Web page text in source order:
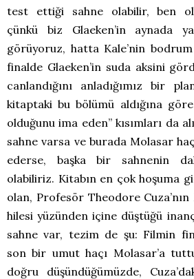
test ettiği sahne olabilir, ben
çünkü biz Glaeken’in aynada
görüyoruz, hatta Kale’nin
finalde Glaeken’in suda aksini
canlandığını anladığımız bir
kitaptaki bu bölümü aldığına
olduğunu ima eden” kısımları da
sahne varsa ve burada Molasar
ederse, başka bir sahnenin
olabiliriz. Kitabın en çok hoşuma
olan, Profesör Theodore Cuza’nın
hilesi yüzünden içine düştüğü
sahne var, tezim de şu: Filmin
son bir umut haçı Molasar’a
doğru düşündüğümüzde,